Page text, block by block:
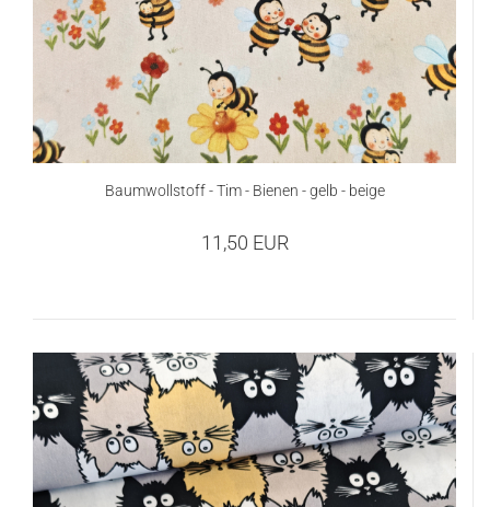
Baumwollstoff - Tim - Bienen - gelb - beige
11,50 EUR